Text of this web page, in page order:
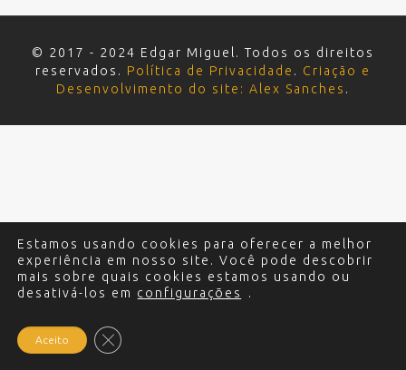
© 2017 - 2024 Edgar Miguel. Todos os direitos
reservados. Política de Privacidade . Criação e
Desenvolvimento do site: Alex Sanches .
Estamos usando cookies para oferecer a melhor
experiência em nosso site. Você pode descobrir
mais sobre quais cookies estamos usando ou
desativá-los em configurações .
Aceito Close GDPR Cookie Banner